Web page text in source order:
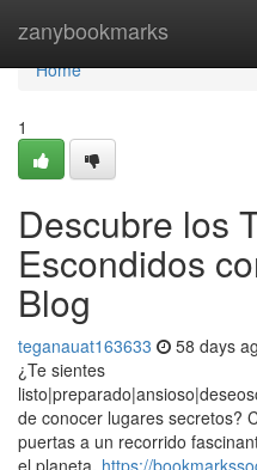
zanybookmarks
Home
Home
1
Descubre los
Escondidos
Blog
teganauat163633 58 days
¿Te sientes
de conocer lugares secretos?
puertas a un recorrido
el planeta. https://